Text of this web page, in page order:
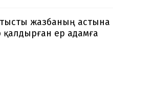
жазбаның астына
қалдырған ер адамға